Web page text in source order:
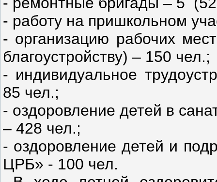
- работу на пришкольном
- организацию рабочих
благоустройству) – 150 чел.;
- индивидуальное
85 чел.;
- оздоровление детей в
– 428 чел.;
- оздоровление детей и
ЦРБ» - 100 чел.